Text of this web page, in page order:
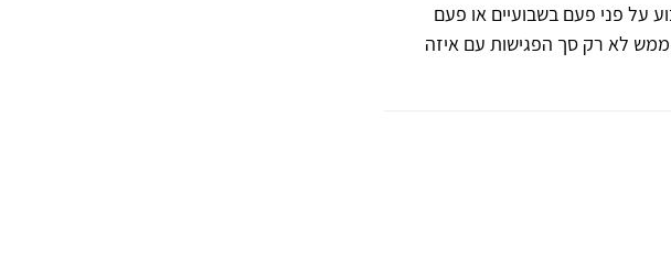
על פני פעם בשבועיים או פעם
ממש לא רק סך הפגישות עם איזה